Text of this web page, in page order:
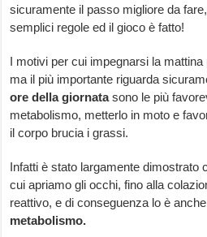
sicuramente il passo migliore da
semplici regole ed il gioco è fatto!
I motivi per cui impegnarsi la
ma il più importante riguarda
ore della giornatasono le più
metabolismo, metterlo in moto e
il corpo brucia i grassi.
Infatti è stato largamente dimostrato
cui apriamo gli occhi, fino alla
reattivo, e di conseguenza lo è
metabolismo.